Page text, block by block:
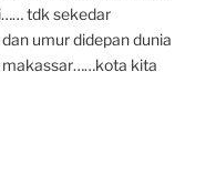
tdk sekedar
umur didepan dunia
kita